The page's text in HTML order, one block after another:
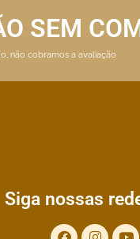
SEM
não cobramos a avaliação
Siga nossas